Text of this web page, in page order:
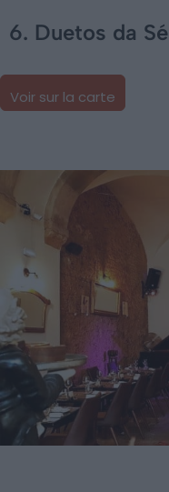
6. Duetos da Sé
Voir sur la carte